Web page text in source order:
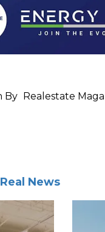
By Realestate
Real News